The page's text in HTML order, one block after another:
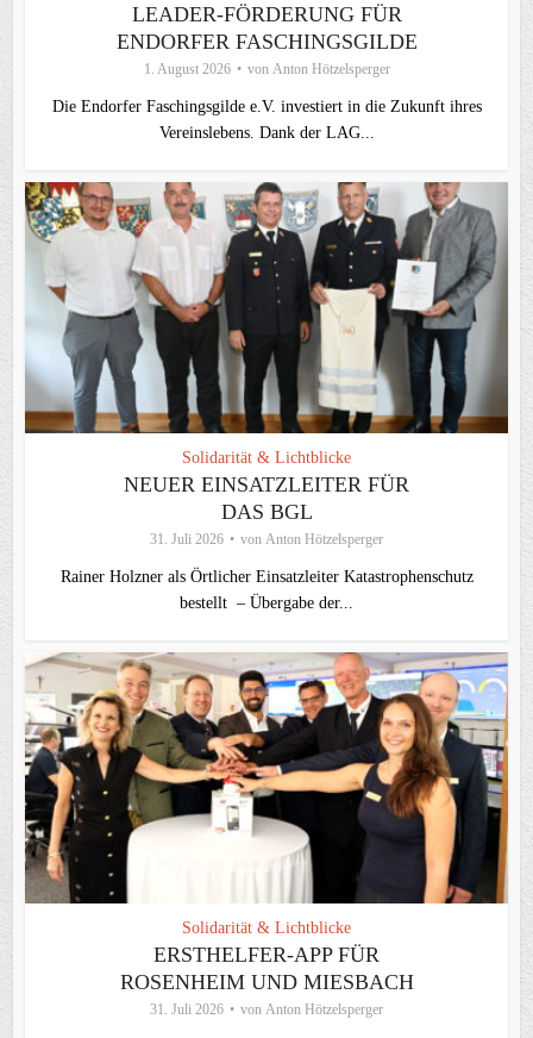
LEADER-FÖRDERUNG FÜR
ENDORFER FASCHINGSGILDE
1. August 2026 von Anton Hötzelsperger
Die Endorfer Faschingsgilde e.V. investiert in die Zukunft ihres
Vereinslebens. Dank der LAG...
Solidarität & Lichtblicke
NEUER EINSATZLEITER FÜR
DAS BGL
31. Juli 2026 von Anton Hötzelsperger
Rainer Holzner als Örtlicher Einsatzleiter Katastrophenschutz
bestellt – Übergabe der...
Solidarität & Lichtblicke
ERSTHELFER-APP FÜR
ROSENHEIM UND MIESBACH
31. Juli 2026 von Anton Hötzelsperger